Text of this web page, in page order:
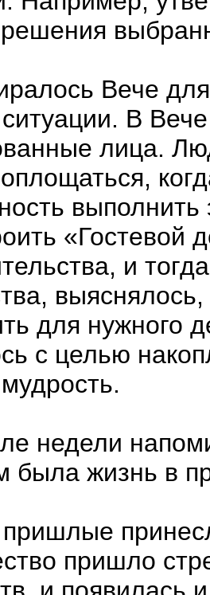
Вече
В
лица.
«Гостевой
и
для нужного
с целью
недели
была жизнь в
пришло